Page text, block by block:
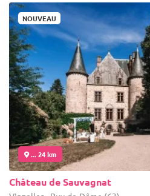
NOUVEAU
... 24 km
Château de Sauvagnat